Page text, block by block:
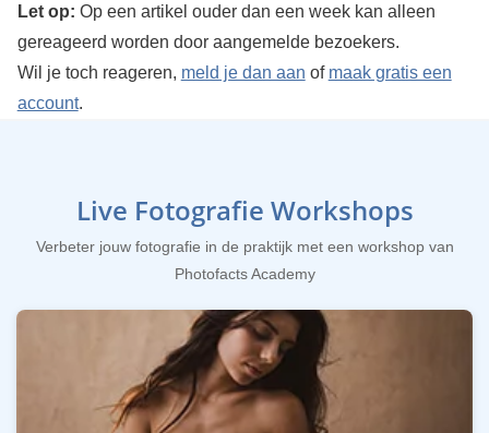
Let op: Op een artikel ouder dan een week kan alleen
gereageerd worden door aangemelde bezoekers.
Wil je toch reageren, meld je dan aan of maak gratis een
account.
Live Fotografie Workshops
Verbeter jouw fotografie in de praktijk met een workshop van
Photofacts Academy